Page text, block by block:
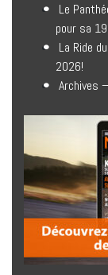
Le
pour sa
La Ride
2026!
Archives